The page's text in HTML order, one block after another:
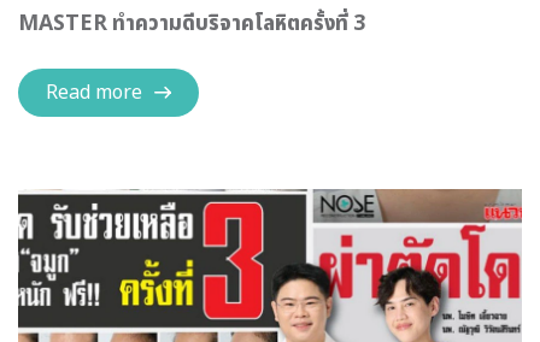
MASTER ทำความดีบริจาคโลหิตครั้งที่ 3
Read more